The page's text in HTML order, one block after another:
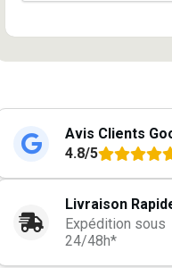
Avis Clients
4.8/5
Livraison
Expédition sous
24/48h*